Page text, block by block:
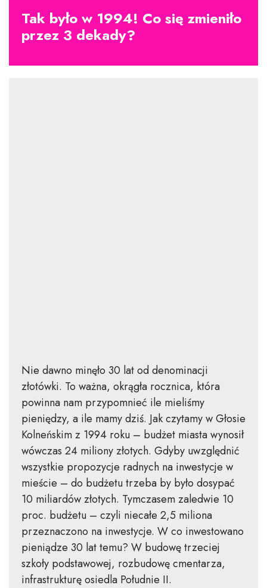
Tak było w 1994! Co się zmieniło
przez 3 dekady?
Nie dawno minęło 30 lat od denominacji
złotówki. To ważna, okrągła rocznica, która
powinna nam przypomnieć ile mieliśmy
pieniędzy, a ile mamy dziś. Jak czytamy w Głosie
Kolneńskim z 1994 roku – budżet miasta wynosił
wówczas 24 miliony złotych. Gdyby uwzględnić
wszystkie propozycje radnych na inwestycje w
mieście – do budżetu trzeba by było dosypać
10 miliardów złotych. Tymczasem zaledwie 10
proc. budżetu – czyli niecałe 2,5 miliona
przeznaczono na inwestycje. W co inwestowano
pieniądze 30 lat temu? W budowę trzeciej
szkoły podstawowej, rozbudowę cmentarza,
infrastrukturę osiedla Południe II.